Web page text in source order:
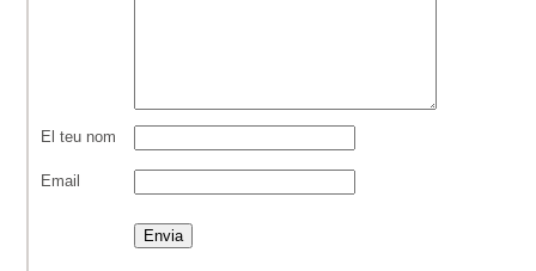
El teu nom
Email